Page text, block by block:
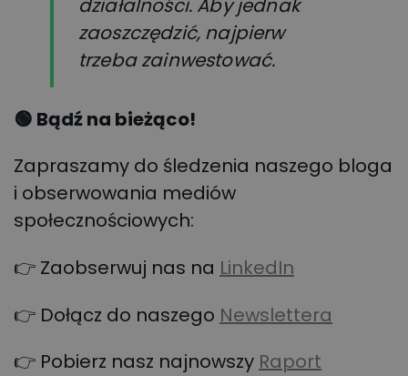
działalności. Aby jednak
zaoszczędzić, najpierw
trzeba zainwestować.
🟢 Bądź na bieżąco!
Zapraszamy do śledzenia naszego bloga
i obserwowania mediów
społecznościowych:
👉 Zaobserwuj nas na LinkedIn
👉 Dołącz do naszego Newslettera
👉 Pobierz nasz najnowszy Raport